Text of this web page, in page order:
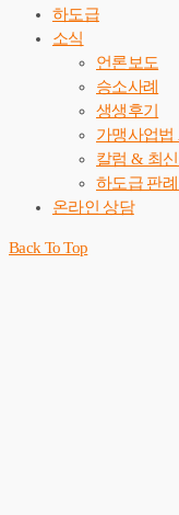
하도급
소식
언론보도
승소사례
생생후기
가맹사업법
칼럼 & 최
하도급 판례
온라인 상담
Back To Top